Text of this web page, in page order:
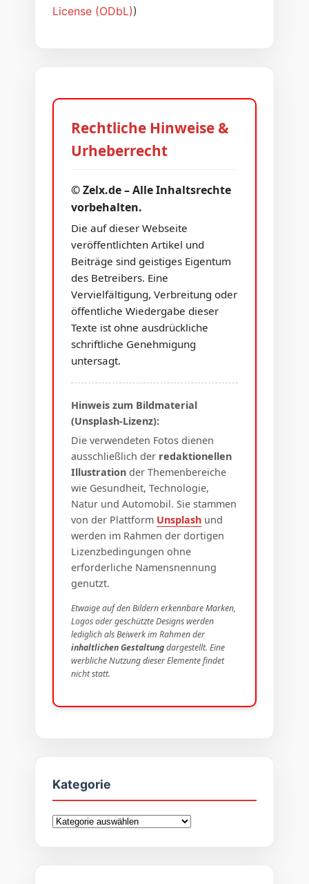
License (ODbL))
Rechtliche Hinweise &
Urheberrecht
© Zelx.de – Alle Inhaltsrechte
vorbehalten.
Die auf dieser Webseite
veröffentlichten Artikel und
Beiträge sind geistiges Eigentum
des Betreibers. Eine
Vervielfältigung, Verbreitung oder
öffentliche Wiedergabe dieser
Texte ist ohne ausdrückliche
schriftliche Genehmigung
untersagt.
Hinweis zum Bildmaterial
(Unsplash-Lizenz):
Die verwendeten Fotos dienen
ausschließlich der redaktionellen
Illustration der Themenbereiche
wie Gesundheit, Technologie,
Natur und Automobil. Sie stammen
von der Plattform Unsplash und
werden im Rahmen der dortigen
Lizenzbedingungen ohne
erforderliche Namensnennung
genutzt.
Etwaige auf den Bildern erkennbare Marken,
Logos oder geschützte Designs werden
lediglich als Beiwerk im Rahmen der
inhaltlichen Gestaltungdargestellt. Eine
werbliche Nutzung dieser Elemente findet
nicht statt.
Kategorie
Kategorie